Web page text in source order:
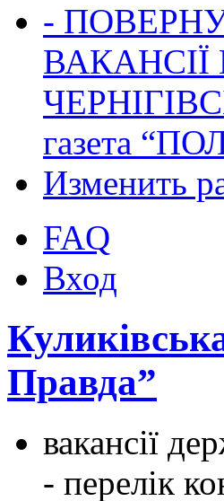
-
газета
Изменить
FAQ
Вход
Правда”
вакансії
- перелік